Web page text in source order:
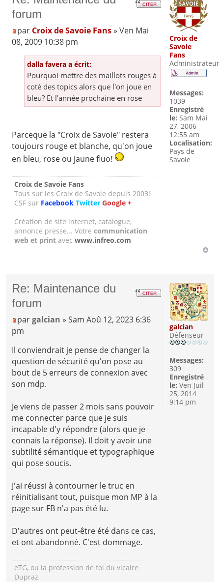
forum
par Croix de Savoie Fans» Ven Mai
08, 2009 10:38 pm
dalla favera a écrit:
Pourquoi mettre des maillots rouges à
coté des topics alors que l'on joue en
bleu? Et l'année prochaine en rose
Parceque la "Croix de Savoie" restera
toujours rouge et blanche, qu'on joue
en bleu, rose ou jaune fluo!
Croix de Savoie Fans
Tous sur les Croix de Savoie depuis 2003!
CSF sur Facebook Twitter Google +
Création de site internet, catalogue,
annonce presse... Votrecommunication
web et print avecwww.infreo.com
Croix de
Savoie
Fans
Administrateur
Messages:
1039
Enregistré
le: Sam Mai
27, 2006
12:55 am
Localisation:
Pays de
Savoie
Re: Maintenance du
forum
pargalcian » Sam Aoû 12, 2023 6:36
pm
Il conviendrait je pense de changer la
question de sécurité qu'on pose au
bout de 5 erreurs de connexion avec
son mdp.
Je viens de passer 2 mois sans pouvoir
me connecter parce que je suis
incapable d'y répondre (alors que je
connais la réponse). Il doit y avoir une
subtilité sémantique et typographique
qui pose soucis.
J'ai réussi à contourner le truc en
réinitialisant tout, puisque mon MP à la
page sur FB n'a pas été lu.
D'autres ont peut-être été dans ce cas,
et ont abandonné. C'est dommage.
eTG, ou la profession de foi du vicaire
Dupraz
galcian
Défenseur
Messages:
309
Enregistré
le: Ven Juil
25, 2014
9:14 pm